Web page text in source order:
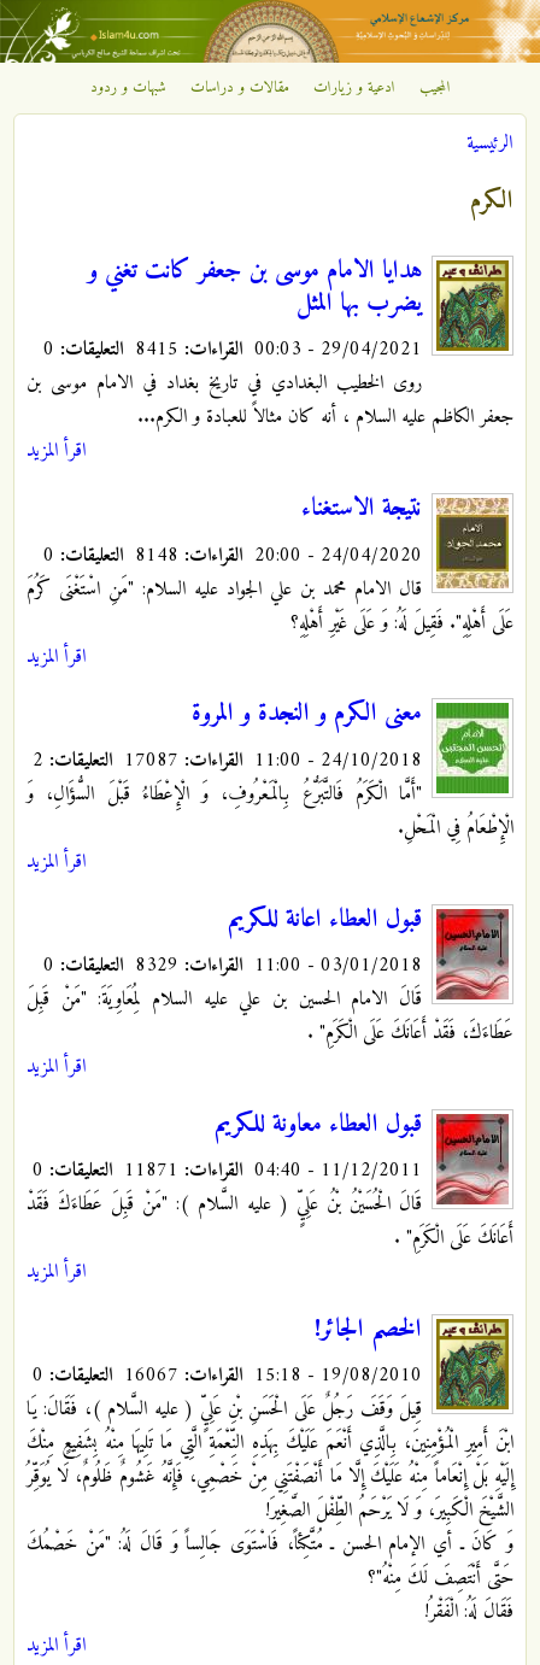
تجاوز إلى المحتوى الرئيسي
مركز
الإشعاع
الإسلامي
المجيب ادعية و زيارات مقالات و دراسات شبهات و ردود
أنت هنا
الرئيسية
الكرم
هدايا الامام موسى بن جعفر كانت تغني و
يضرب بها المثل
29/04/2021 - 00:03 القراءات: التعليقات:
روى الخطيب البغدادي في تاريخ بغداد في الامام موسى بن
جعفر الكاظم عليه السلام ، أنه كان مثالاً للعبادة و الكرم...
اقرأ المزيد
نتيجة الاستغناء
24/04/2020 - 20:00 القراءات: التعليقات:
قال الامام محمد بن علي الجواد عليه السلام: "مَنِ اسْتَغْنَى كَرُمَ
عَلَى أَهْلِهِ". فَقِيلَ لَهُ: وَ عَلَى غَيْرِ أَهْلِهِ؟
اقرأ المزيد
معنى الكرم و النجدة و المروة
24/10/2018 - 11:00 القراءات: التعليقات:
"أَمَّا الْكَرَمُ فَالتَّبَرُّعُ بِالْمَعْرُوفِ، وَ الْإِعْطَاءُ قَبْلَ السُّؤَالِ، وَ
الْإِطْعَامُ فِي الْمَحْلِ.
اقرأ المزيد
قبول العطاء اعانة للكريم
03/01/2018 - 11:00 القراءات: التعليقات:
قَالَ الامام الحسين بن علي عليه السلام لِمُعَاوِيَةَ: "مَنْ قَبِلَ
عَطَاءَكَ، فَقَدْ أَعَانَكَ عَلَى الْكَرَمِ‏" .
اقرأ المزيد
قبول العطاء معاونة للكريم
11/12/2011 - 04:40 القراءات: التعليقات:
قَالَ الْحُسَيْنُ بْنُ عَلِيٍّ ( عليه السَّلام ): "مَنْ قَبِلَ عَطَاءَكَ فَقَدْ
أَعَانَكَ عَلَى الْكَرَمِ" .
اقرأ المزيد
الخصم الجائر!
19/08/2010 - 15:18 القراءات: التعليقات:
قِيلَ وَقَفَ رَجُلٌ عَلَى الْحَسَنِ بْنِ عَلِيٍّ ( عليه السَّلام )، فَقَالَ: يَا
ابْنَ أَمِيرِ الْمُؤْمِنِينَ، بِالَّذِي أَنْعَمَ عَلَيْكَ بِهَذِهِ النِّعْمَةِ الَّتِي مَا تَلِيهَا مِنْهُ بِشَفِيعٍ مِنْكَ
إِلَيْهِ بَلْ إِنْعَاماً مِنْهُ عَلَيْكَ إِلَّا مَا أَنْصَفْتَنِي مِنْ خَصْمِي، فَإِنَّهُ غَشُومٌ ظَلُومٌ، لَا يُوَقِّرُ
الشَّيْخَ الْكَبِيرَ، وَ لَا يَرْحَمُ الطِّفْلَ الصَّغِيرَ!
وَ كَانَ ـ أي الإمام الحسن ـ مُتَّكِئاً، فَاسْتَوَى جَالِساً وَ قَالَ لَهُ: "مَنْ خَصْمُكَ
حَتَّى أَنْتَصِفَ لَكَ مِنْهُ"؟
فَقَالَ لَهُ: الْفَقْرُ!
اقرأ المزيد